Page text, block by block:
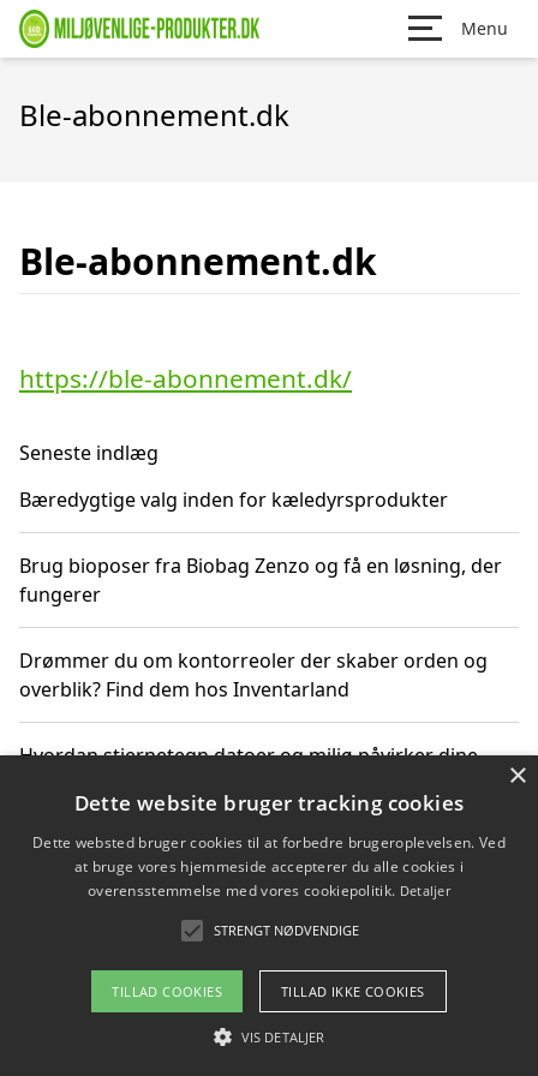
Menu
Ble-abonnement.dk
Ble-abonnement.dk
https://ble-abonnement.dk/
Seneste indlæg
Bæredygtige valg inden for kæledyrsprodukter
Brug bioposer fra Biobag Zenzo og få en løsning, der
fungerer
Drømmer du om kontorreoler der skaber orden og
overblik? Find dem hos Inventarland
Hvordan stjernetegn datoer og miljø påvirker dine
Bæredygtige gadgets til en grønnere hverdag
Om / kontakt
Blog Betingelser
×
Dette website bruger tracking cookies
Dette websted bruger cookies til at forbedre brugeroplevelsen. Ved
at bruge vores hjemmeside accepterer du alle cookies i
overensstemmelse med vores cookiepolitik. Detaljer
STRENGT NØDVENDIGE
TILLAD COOKIES TILLAD IKKE COOKIES
VIS DETALJER